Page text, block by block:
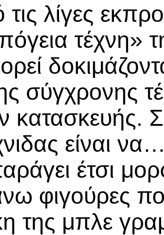
λίγες
σύγχρονης
κατασκευής.
είναι
έτσι
φιγούρες
της μπλε